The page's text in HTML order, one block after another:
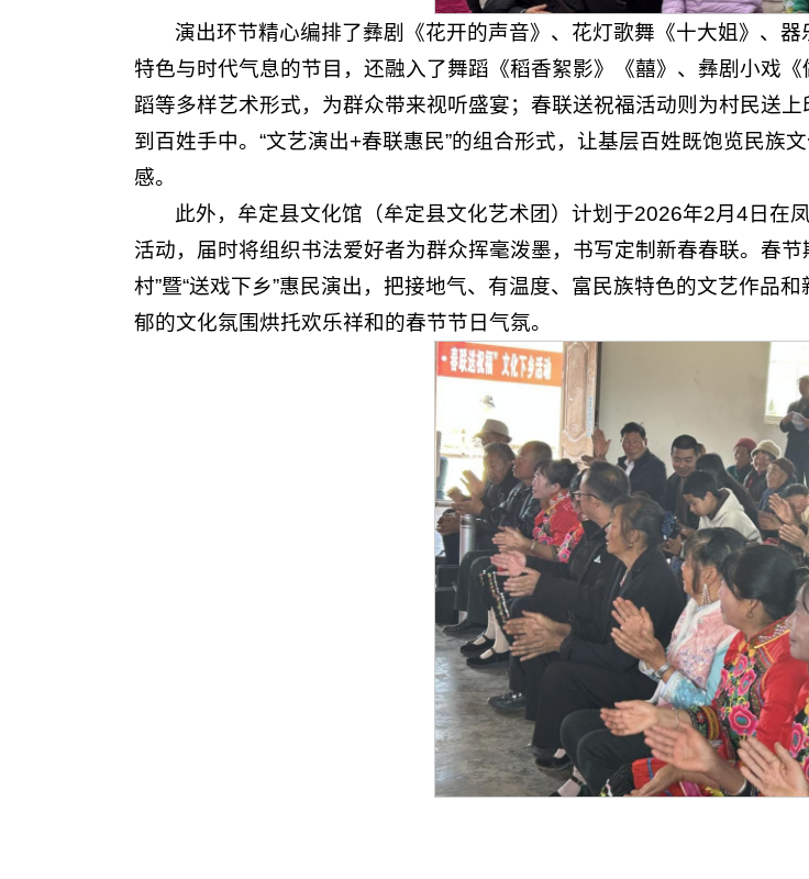
演出环节精心编排了彝剧《花开的声音》、花灯歌舞《十大姐》、
特色与时代气息的节目，还融入了舞蹈《稻香絮影》《囍》、彝剧小戏
蹈等多样艺术形式，为群众带来视听盛宴；春联送祝福活动则为村民送
到百姓手中。“文艺演出+春联惠民”的组合形式，让基层百姓既饱览民族
感。
此外，牟定县文化馆（牟定县文化艺术团）计划于2026年2月4日在
活动，届时将组织书法爱好者为群众挥毫泼墨，书写定制新春春联。春
村”暨“送戏下乡”惠民演出，把接地气、有温度、富民族特色的文艺作品
郁的文化氛围烘托欢乐祥和的春节节日气氛。